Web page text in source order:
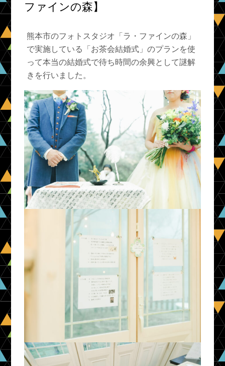
ファインの森】
熊本市のフォトスタジオ「ラ・ファインの森」
で実施している「お茶会結婚式」のプランを使
って本当の結婚式で待ち時間の余興として謎解
きを行いました。